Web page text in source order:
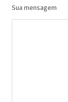
Sua mensagem